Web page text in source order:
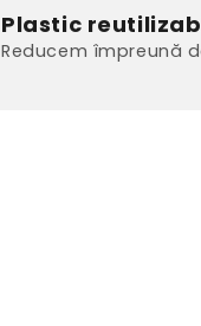
Plastic
Reducem împreună